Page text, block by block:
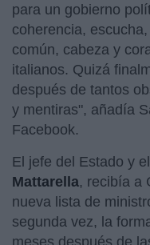
para un gobierno
coherencia,
común, cabeza y
italianos. Quizá
después de tantos
y mentiras", añadía
Facebook.
El jefe del Estado y
Mattarella, recibía a
nueva lista de
segunda vez, la
meses después de